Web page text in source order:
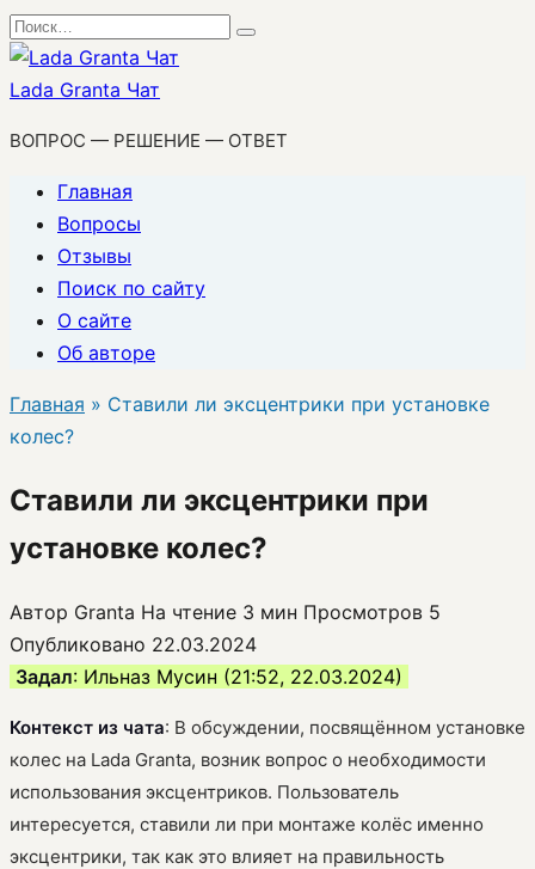
Перейти
к
содержанию
Search
for:
Lada Granta Чат
ВОПРОС — РЕШЕНИЕ — ОТВЕТ
Главная
Вопросы
Отзывы
Поиск по сайту
О сайте
Об авторе
Главная » Ставили ли эксцентрики при установке
колес?
Ставили ли эксцентрики при
установке колес?
Автор Granta На чтение 3 мин Просмотров 5
Опубликовано 22.03.2024
Задал: Ильназ Мусин (21:52, 22.03.2024)
Контекст из чата: В обсуждении, посвящённом установке
колес на Lada Granta, возник вопрос о необходимости
использования эксцентриков. Пользователь
интересуется, ставили ли при монтаже колёс именно
эксцентрики, так как это влияет на правильность